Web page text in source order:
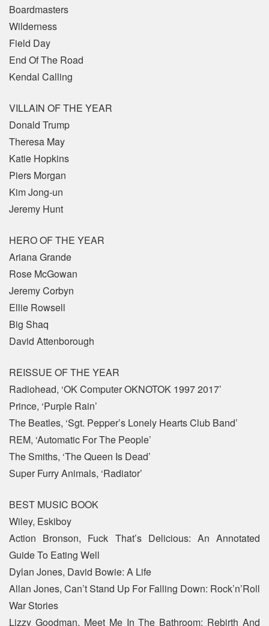
Boardmasters
Wilderness
Field Day
End Of The Road
Kendal Calling
VILLAIN OF THE YEAR
Donald Trump
Theresa May
Katie Hopkins
Piers Morgan
Kim Jong-un
Jeremy Hunt
HERO OF THE YEAR
Ariana Grande
Rose McGowan
Jeremy Corbyn
Ellie Rowsell
Big Shaq
David Attenborough
REISSUE OF THE YEAR
Radiohead, ‘OK Computer OKNOTOK 1997 2017’
Prince, ‘Purple Rain’
The Beatles, ‘Sgt. Pepper’s Lonely Hearts Club Band’
REM, ‘Automatic For The People’
The Smiths, ‘The Queen Is Dead’
Super Furry Animals, ‘Radiator’
BEST MUSIC BOOK
Wiley, Eskiboy
Action Bronson, Fuck That’s Delicious: An Annotated
Guide To Eating Well
Dylan Jones, David Bowie: A Life
Allan Jones, Can’t Stand Up For Falling Down: Rock’n’Roll
War Stories
Lizzy Goodman, Meet Me In The Bathroom: Rebirth And